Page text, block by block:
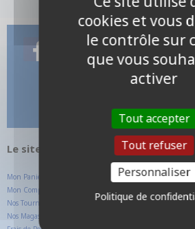
Le site internet UltraJeux.com
Mon Panier
Mon Compte Client
Nos Tournois
Nos Magasins
cookies et vous
le contrôle sur
que vous
activer
Tout accepter
Tout refuser
Personnaliser
Politique de